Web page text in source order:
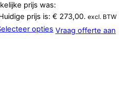
prijs was:
prijs is: € 273,00. excl. BTW
opties Vraag offerte aan